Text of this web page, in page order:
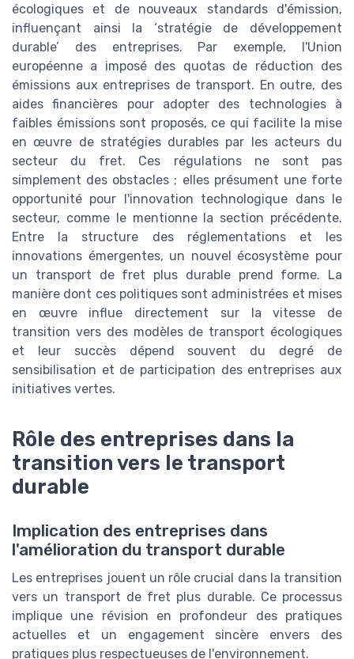
écologiques et de nouveaux standards d'émission,
influençant ainsi la ‘stratégie de développement
durable’ des entreprises. Par exemple, l'Union
européenne a imposé des quotas de réduction des
émissions aux entreprises de transport. En outre, des
aides financières pour adopter des technologies à
faibles émissions sont proposés, ce qui facilite la mise
en œuvre de stratégies durables par les acteurs du
secteur du fret. Ces régulations ne sont pas
simplement des obstacles ; elles présument une forte
opportunité pour l'innovation technologique dans le
secteur, comme le mentionne la section précédente.
Entre la structure des réglementations et les
innovations émergentes, un nouvel écosystème pour
un transport de fret plus durable prend forme. La
manière dont ces politiques sont administrées et mises
en œuvre influe directement sur la vitesse de
transition vers des modèles de transport écologiques
et leur succès dépend souvent du degré de
sensibilisation et de participation des entreprises aux
initiatives vertes.
Rôle des entreprises dans la
transition vers le transport
durable
Implication des entreprises dans
l'amélioration du transport durable
Les entreprises jouent un rôle crucial dans la transition
vers un transport de fret plus durable. Ce processus
implique une révision en profondeur des pratiques
actuelles et un engagement sincère envers des
pratiques plus respectueuses de l'environnement.